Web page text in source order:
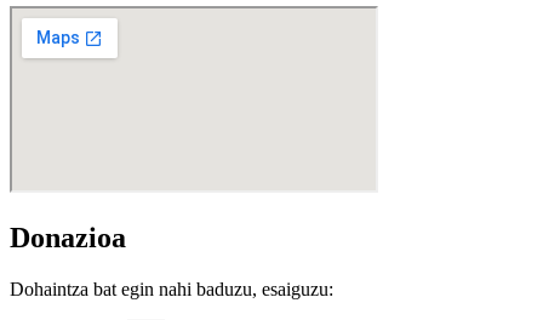
Donazioa
Dohaintza bat egin nahi baduzu, esaiguzu: